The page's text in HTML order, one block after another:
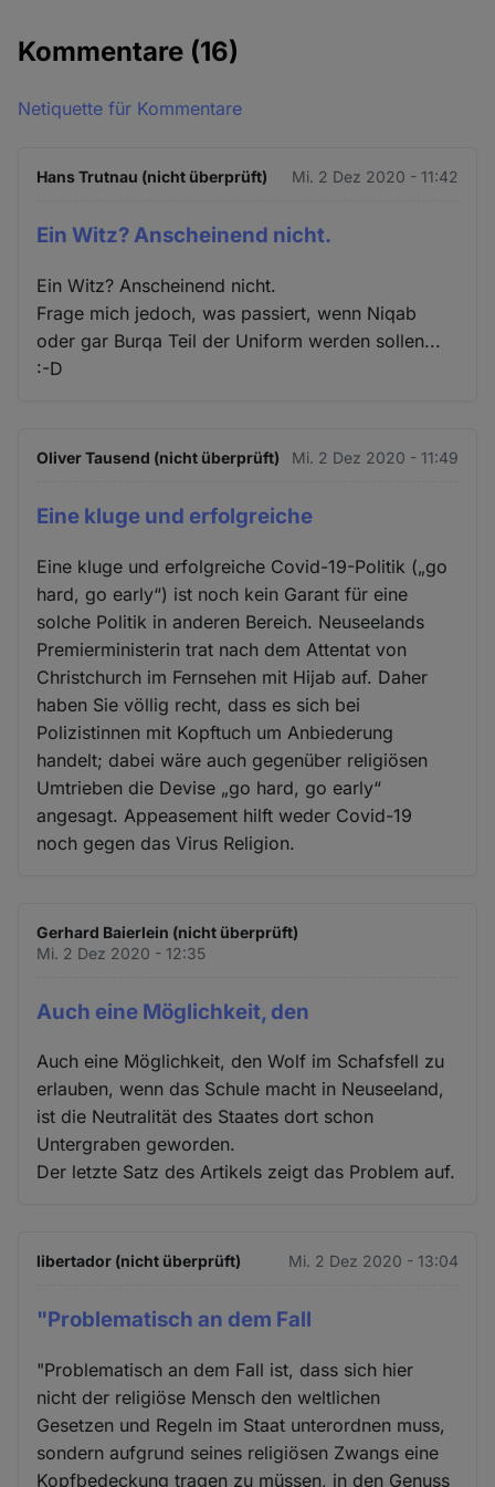
Kommentare (16)
Netiquette für Kommentare
Hans Trutnau (nicht überprüft) Mi. 2 Dez 2020 - 11:42
Ein Witz? Anscheinend nicht.
Ein Witz? Anscheinend nicht.
Frage mich jedoch, was passiert, wenn Niqab
oder gar Burqa Teil der Uniform werden sollen...
:-D
Oliver Tausend (nicht überprüft) Mi. 2 Dez 2020 - 11:49
Eine kluge und erfolgreiche
Eine kluge und erfolgreiche Covid-19-Politik („go
hard, go early“) ist noch kein Garant für eine
solche Politik in anderen Bereich. Neuseelands
Premierministerin trat nach dem Attentat von
Christchurch im Fernsehen mit Hijab auf. Daher
haben Sie völlig recht, dass es sich bei
Polizistinnen mit Kopftuch um Anbiederung
handelt; dabei wäre auch gegenüber religiösen
Umtrieben die Devise „go hard, go early“
angesagt. Appeasement hilft weder Covid-19
noch gegen das Virus Religion.
Gerhard Baierlein (nicht überprüft)
Mi. 2 Dez 2020 - 12:35
Auch eine Möglichkeit, den
Auch eine Möglichkeit, den Wolf im Schafsfell zu
erlauben, wenn das Schule macht in Neuseeland,
ist die Neutralität des Staates dort schon
Untergraben geworden.
Der letzte Satz des Artikels zeigt das Problem auf.
libertador (nicht überprüft) Mi. 2 Dez 2020 - 13:04
"Problematisch an dem Fall
"Problematisch an dem Fall ist, dass sich hier
nicht der religiöse Mensch den weltlichen
Gesetzen und Regeln im Staat unterordnen muss,
sondern aufgrund seines religiösen Zwangs eine
Kopfbedeckung tragen zu müssen, in den Genuss